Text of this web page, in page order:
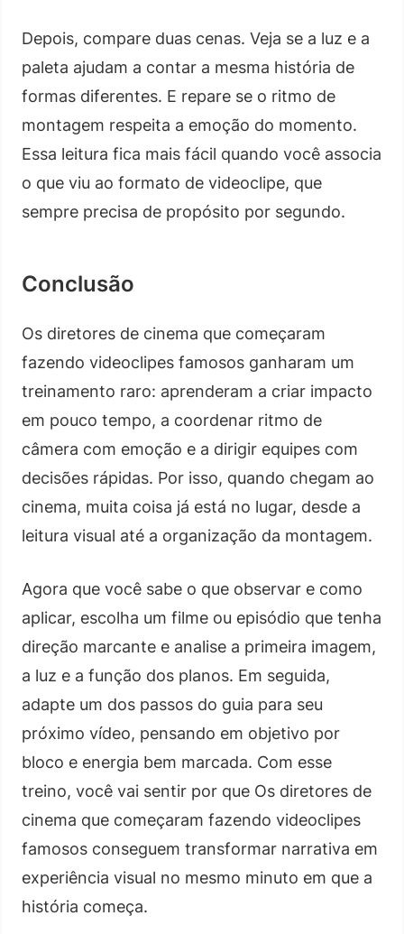
Depois, compare duas cenas. Veja se a luz e a
paleta ajudam a contar a mesma história de
formas diferentes. E repare se o ritmo de
montagem respeita a emoção do momento.
Essa leitura fica mais fácil quando você associa
o que viu ao formato de videoclipe, que
sempre precisa de propósito por segundo.
Conclusão
Os diretores de cinema que começaram
fazendo videoclipes famosos ganharam um
treinamento raro: aprenderam a criar impacto
em pouco tempo, a coordenar ritmo de
câmera com emoção e a dirigir equipes com
decisões rápidas. Por isso, quando chegam ao
cinema, muita coisa já está no lugar, desde a
leitura visual até a organização da montagem.
Agora que você sabe o que observar e como
aplicar, escolha um filme ou episódio que tenha
direção marcante e analise a primeira imagem,
a luz e a função dos planos. Em seguida,
adapte um dos passos do guia para seu
próximo vídeo, pensando em objetivo por
bloco e energia bem marcada. Com esse
treino, você vai sentir por que Os diretores de
cinema que começaram fazendo videoclipes
famosos conseguem transformar narrativa em
experiência visual no mesmo minuto em que a
história começa.